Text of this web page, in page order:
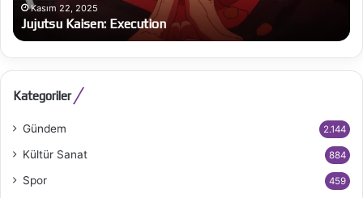
Kasım 22, 2025
Jujutsu Kaisen: Execution
Kategoriler
Gündem 2.144
Kültür Sanat 884
Spor 459